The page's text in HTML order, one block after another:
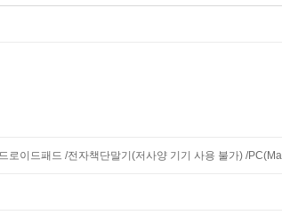
로이드패드 /전자책단말기(저사양 기기 사용 불가) /